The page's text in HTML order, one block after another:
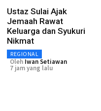
Ustaz Sulai Ajak
Jemaah Rawat
Keluarga dan Syukuri
Nikmat
REGIONAL
Oleh Iwan Setiawan
7 jam yang lalu